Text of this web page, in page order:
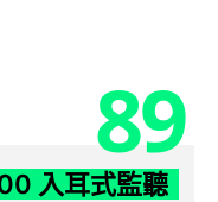
89
入耳式監聽